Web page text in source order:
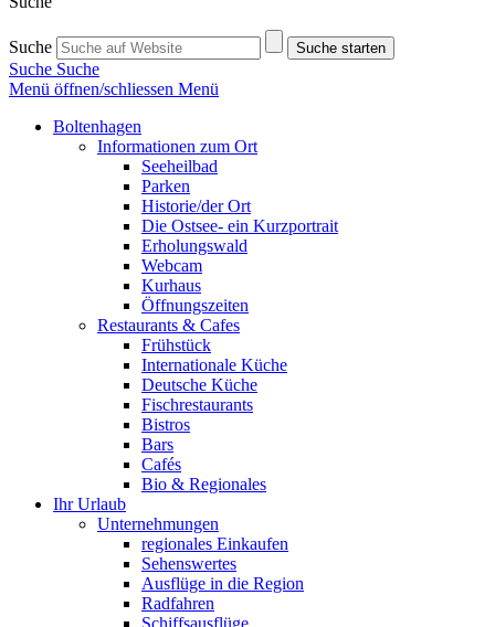
Suche Suche starten
Suche Suche
Menü öffnen/schliessen Menü
Boltenhagen
Informationen zum Ort
Seeheilbad
Parken
Historie/der Ort
Die Ostsee- ein Kurzportrait
Erholungswald
Webcam
Kurhaus
Öffnungszeiten
Restaurants & Cafes
Frühstück
Internationale Küche
Deutsche Küche
Fischrestaurants
Bistros
Bars
Cafés
Bio & Regionales
Ihr Urlaub
Unternehmungen
regionales Einkaufen
Sehenswertes
Ausflüge in die Region
Radfahren
Schiffsausflüge